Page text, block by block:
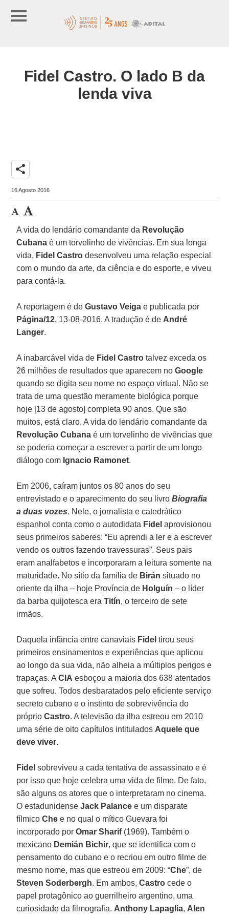
Fidel Castro. O lado B da
lenda viva
share
16 Agosto 2016
A vida do lendário comandante da Revolução
Cubana é um torvelinho de vivências. Em sua longa
vida, Fidel Castro desenvolveu uma relação especial
com o mundo da arte, da ciência e do esporte, e viveu
para contá-la.
A reportagem é deGustavo Veiga e publicada por
Página/12, 13-08-2016. A tradução é de André
Langer.
A inabarcável vida de Fidel Castro talvez exceda os
26 milhões de resultados que aparecem noGoogle
quando se digita seu nome no espaço virtual. Não se
trata de uma questão meramente biológica porque
hoje [13 de agosto] completa 90 anos. Que são
muitos, está claro. A vida do lendário comandante da
Revolução Cubana é um torvelinho de vivências que
se poderia começar a escrever a partir de um longo
diálogo com Ignacio Ramonet.
Em 2006, caíram juntos os 80 anos do seu
entrevistado e o aparecimento do seu livroBiografia
a duas vozes. Nele, o jornalista e catedrático
espanhol conta como o autodidata Fidel aprovisionou
seus primeiros saberes: “Eu aprendi a ler e a escrever
vendo os outros fazendo travessuras”. Seus pais
eram analfabetos e incorporaram a leitura somente na
maturidade. No sítio da família de Birán situado no
oriente da ilha – hoje Província de Holguín – o líder
da barba quijotesca eraTitín, o terceiro de sete
irmãos.
Daquela infância entre canaviais Fidel tirou seus
primeiros ensinamentos e experiências que aplicou
ao longo da sua vida, não alheia a múltiplos perigos e
trapaças. ACIA esboçou a maioria dos 638 atentados
que sofreu. Todos desbaratados pelo eficiente serviço
secreto cubano e o instinto de sobrevivência do
próprioCastro. A televisão da ilha estreou em 2010
uma série de oito capítulos intitulados Aquele que
deve viver.
Fidel sobreviveu a cada tentativa de assassinato e é
por isso que hoje celebra uma vida de filme. De fato,
são alguns os atores que o interpretaram no cinema.
O estadunidenseJack Palance e um disparate
fílmicoChe e no qual o mítico Guevara foi
incorporado porOmar Sharif(1969). Também o
mexicano Demián Bichir, que se identifica com o
pensamento do cubano e o recriou em outro filme de
mesmo nome, mas que estreou em 2009: “Che”, de
Steven Soderbergh. Em ambos,Castro cede o
papel protagônico ao guerrilheiro argentino, uma
curiosidade da filmografia. Anthony Lapaglia, Alen